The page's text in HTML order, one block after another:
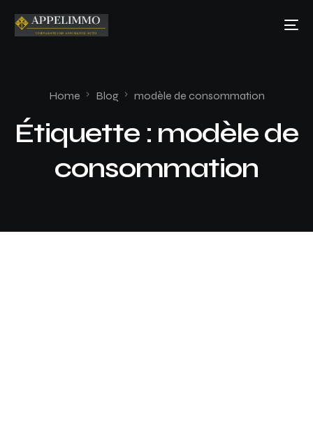
Home Blog modèle de consommation
Étiquette : modèle de
consommation